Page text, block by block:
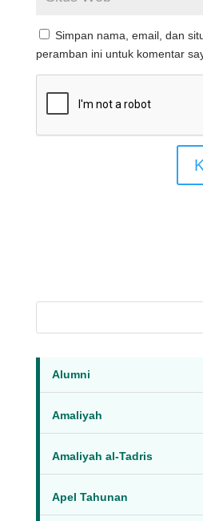
Simpan nama, email, dan
peramban ini untuk komentar
Alumni
Amaliyah
Amaliyah al-Tadris
Apel Tahunan